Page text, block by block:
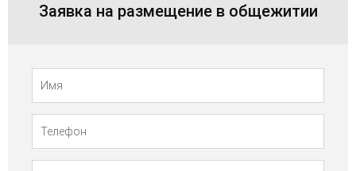
Заявка на размещение в общежитии